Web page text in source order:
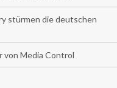
stürmen die deutschen
von Media Control